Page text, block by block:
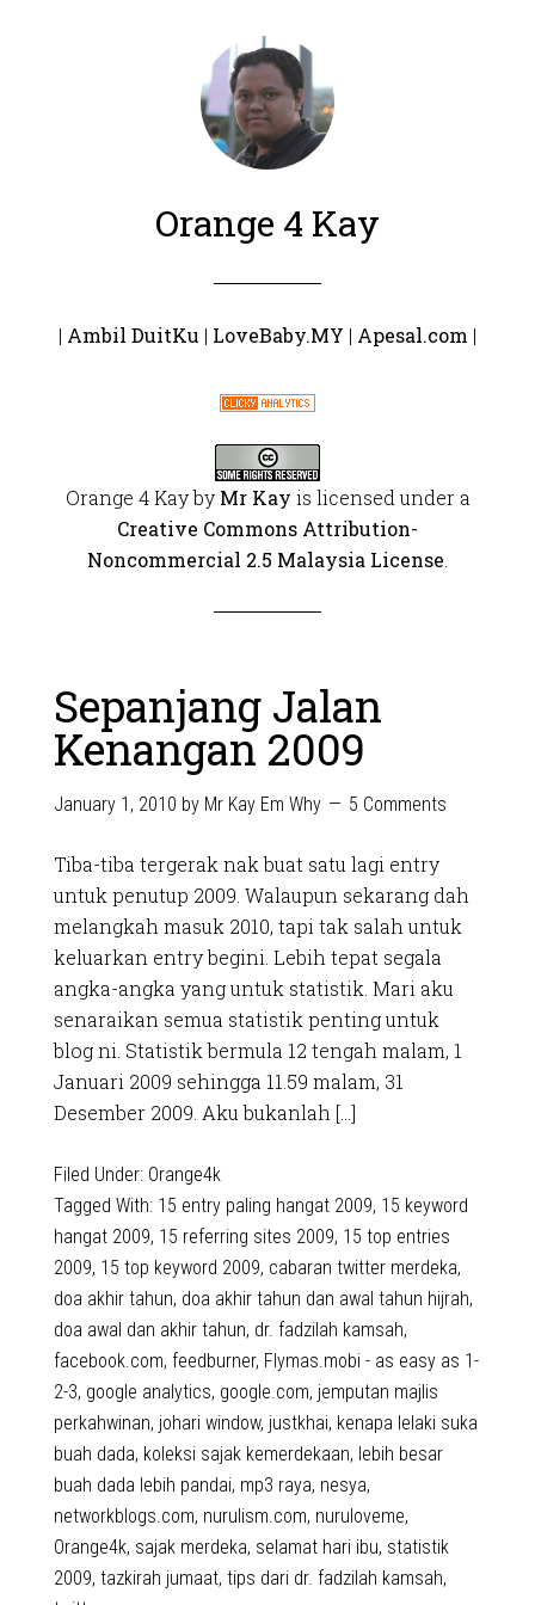
Orange 4 Kay
| Ambil DuitKu | LoveBaby.MY | Apesal.com |
Orange 4 Kayby Mr Kay is licensed under a
Creative Commons Attribution-
Noncommercial 2.5 Malaysia License
Sepanjang Jalan
Kenangan 2009
January 1, 2010 by Mr Kay Em Why 5 Comments
Tiba-tiba tergerak nak buat satu lagi entry
untuk penutup 2009. Walaupun sekarang dah
melangkah masuk 2010, tapi tak salah untuk
keluarkan entry begini. Lebih tepat segala
angka-angka yang untuk statistik. Mari aku
senaraikan semua statistik penting untuk
blog ni. Statistik bermula 12 tengah malam, 1
Januari 2009 sehingga 11.59 malam, 31
Desember 2009. Aku bukanlah […]
Filed Under: Orange4k
Tagged With: 15 entry paling hangat 2009, 15 keyword
hangat 2009, 15 referring sites 2009, 15 top entries
2009, 15 top keyword 2009, cabaran twitter merdeka,
doa akhir tahun, doa akhir tahun dan awal tahun hijrah,
doa awal dan akhir tahun, dr. fadzilah kamsah,
facebook.com, feedburner, Flymas.mobi - as easy as 1-
2-3, google analytics, google.com, jemputan majlis
perkahwinan, johari window, justkhai, kenapa lelaki suka
buah dada, koleksi sajak kemerdekaan, lebih besar
buah dada lebih pandai, mp3 raya, nesya,
networkblogs.com, nurulism.com, nuruloveme,
Orange4k, sajak merdeka, selamat hari ibu, statistik
2009, tazkirah jumaat, tips dari dr. fadzilah kamsah,